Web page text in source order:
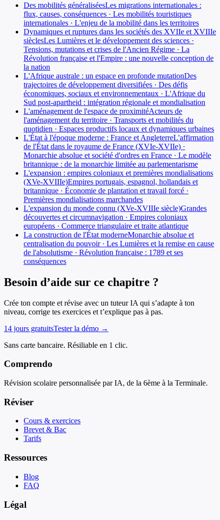
Des mobilités généraliséesLes migrations internationales :
flux, causes, conséquences · Les mobilités touristiques
internationales · L'enjeu de la mobilité dans les territoires
Dynamiques et ruptures dans les sociétés des XVIIe et XVIIIe
sièclesLes Lumières et le développement des sciences ·
Tensions, mutations et crises de l'Ancien Régime · La
Révolution française et l'Empire : une nouvelle conception de
la nation
L'Afrique australe : un espace en profonde mutationDes
trajectoires de développement diversifiées · Des défis
économiques, sociaux et environnementaux · L'Afrique du
Sud post-apartheid : intégration régionale et mondialisation
L'aménagement de l'espace de proximitéActeurs de
l'aménagement du territoire · Transports et mobilités du
quotidien · Espaces productifs locaux et dynamiques urbaines
L'État à l'époque moderne : France et AngleterreL'affirmation
de l'État dans le royaume de France (XVIe-XVIIe) ·
Monarchie absolue et société d'ordres en France · Le modèle
britannique : de la monarchie limitée au parlementarisme
L'expansion : empires coloniaux et premières mondialisations
(XVe-XVIIIe)Empires portugais, espagnol, hollandais et
britannique · Économie de plantation et travail forcé ·
Premières mondialisations marchandes
L'expansion du monde connu (XVe-XVIIIe siècle)Grandes
découvertes et circumnavigation · Empires coloniaux
européens · Commerce triangulaire et traite atlantique
La construction de l'État moderneMonarchie absolue et
centralisation du pouvoir · Les Lumières et la remise en cause
de l'absolutisme · Révolution française : 1789 et ses
conséquences
Besoin d’aide sur ce chapitre ?
Crée ton compte et révise avec un tuteur IA qui s’adapte à ton
niveau, corrige tes exercices et t’explique pas à pas.
14 jours gratuitsTester la démo →
Sans carte bancaire. Résiliable en 1 clic.
Comprendo
Révision scolaire personnalisée par IA, de la 6ème à la Terminale.
Réviser
Cours & exercices
Brevet & Bac
Tarifs
Ressources
Blog
FAQ
Légal